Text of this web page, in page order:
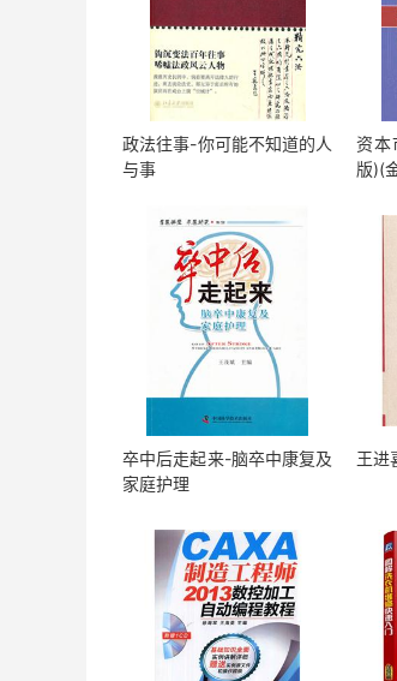
政法往事-你可能不知道的人
与事
资本
版)(
卒中后走起来-脑卒中康复及
家庭护理
王进